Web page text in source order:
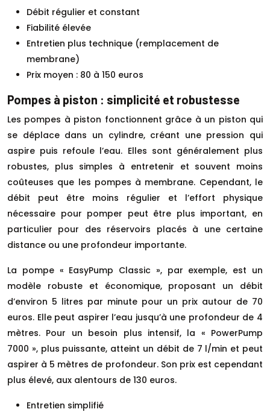
Débit régulier et constant
Fiabilité élevée
Entretien plus technique (remplacement de
membrane)
Prix moyen : 80 à 150 euros
Pompes à piston : simplicité et robustesse
Les pompes à piston fonctionnent grâce à un piston qui
se déplace dans un cylindre, créant une pression qui
aspire puis refoule l’eau. Elles sont généralement plus
robustes, plus simples à entretenir et souvent moins
coûteuses que les pompes à membrane. Cependant, le
débit peut être moins régulier et l’effort physique
nécessaire pour pomper peut être plus important, en
particulier pour des réservoirs placés à une certaine
distance ou une profondeur importante.
La pompe « EasyPump Classic », par exemple, est un
modèle robuste et économique, proposant un débit
d’environ 5 litres par minute pour un prix autour de 70
euros. Elle peut aspirer l’eau jusqu’à une profondeur de 4
mètres. Pour un besoin plus intensif, la « PowerPump
7000 », plus puissante, atteint un débit de 7 l/min et peut
aspirer à 5 mètres de profondeur. Son prix est cependant
plus élevé, aux alentours de 130 euros.
Entretien simplifié